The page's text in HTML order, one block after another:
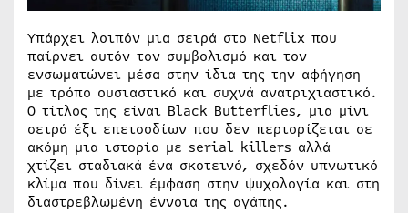
Υπάρχει λοιπόν μια σειρά στο Netflix που
παίρνει αυτόν τον συμβολισμό και τον
ενσωματώνει μέσα στην ίδια της την αφήγηση
με τρόπο ουσιαστικό και συχνά ανατριχιαστικό.
Ο τίτλος της είναι Black Butterflies, μια μίνι
σειρά έξι επεισοδίων που δεν περιορίζεται σε
ακόμη μια ιστορία με serial killers αλλά
χτίζει σταδιακά ένα σκοτεινό, σχεδόν υπνωτικό
κλίμα που δίνει έμφαση στην ψυχολογία και στη
διαστρεβλωμένη έννοια της αγάπης.